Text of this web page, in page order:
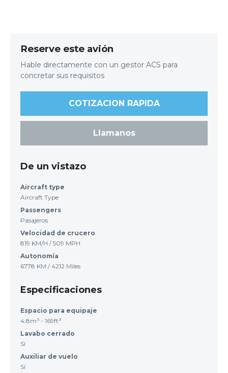
Reserve este avión
Hable directamente con un gestor ACS para
concretar sus requisitos
COTIZACION RAPIDA
Llamanos
De un vistazo
Aircraft type
Aircraft Type
Passengers
Pasajeros
Velocidad de crucero
819 KM/H / 509 MPH
Autonomía
6778 KM / 4212 Miles
Especificaciones
Espacio para equipaje
4.8m³ - 169ft³
Lavabo cerrado
Sí
Auxiliar de vuelo
Sí